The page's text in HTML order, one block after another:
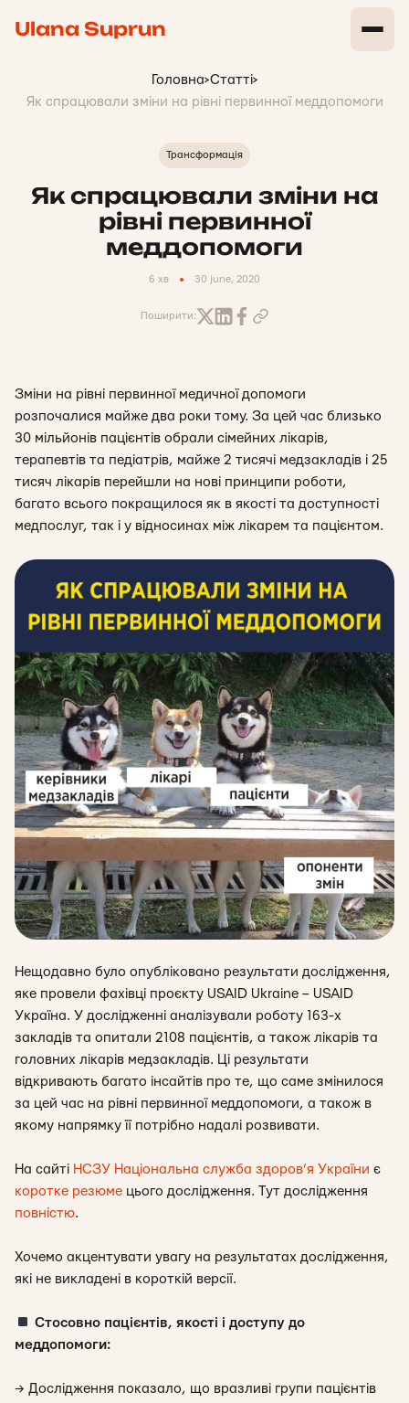
Ulana Suprun
Головна>Статті>
Як спрацювали зміни на рівні первинної меддопомоги
Трансформація
Як спрацювали зміни на
рівні первинної
меддопомоги
6 хв 30 june, 2020
Поширити:
Зміни на рівні первинної медичної допомоги
розпочалися майже два роки тому. За цей час близько
30 мільйонів пацієнтів обрали сімейних лікарів,
терапевтів та педіатрів, майже 2 тисячі медзакладів і 25
тисяч лікарів перейшли на нові принципи роботи,
багато всього покращилося як в якості та доступності
медпослуг, так і у відносинах між лікарем та пацієнтом.
Нещодавно було опубліковано результати дослідження,
яке провели фахівці проєкту USAID Ukraine – USAID
Україна. У дослідженні аналізували роботу 163-х
закладів та опитали 2108 пацієнтів, а також лікарів та
головних лікарів медзакладів. Ці результати
відкривають багато інсайтів про те, що саме змінилося
за цей час на рівні первинної меддопомоги, а також в
якому напрямку її потрібно надалі розвивати.
На сайті НСЗУ Національна служба здоров’я України є
коротке резюме цього дослідження. Тут дослідження
повністю.
Хочемо акцентувати увагу на результатах дослідження,
які не викладені в короткій версії.
Стосовно пацієнтів, якості і доступу до
меддопомоги:
→ Дослідження показало, що вразливі групи пацієнтів